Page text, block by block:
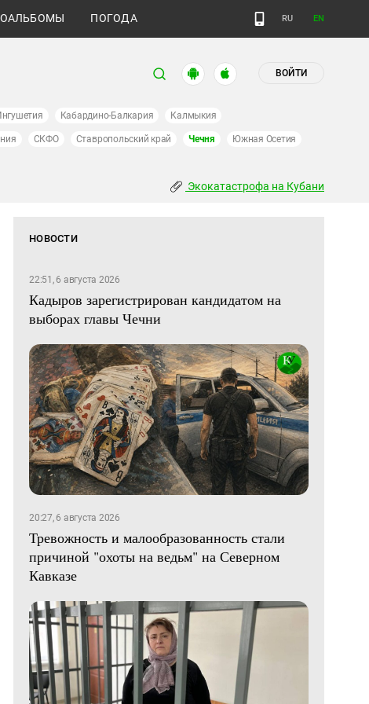
ПОГОДА RU EN
ВОЙТИ
Кабардино-Балкария Калмыкия
СКФО Ставропольский край Чечня Южная Осетия
Экокатастрофа на Кубани
НОВОСТИ
22:51, 6 августа 2026
Кадыров зарегистрирован кандидатом на
выборах главы Чечни
20:27, 6 августа 2026
Тревожность и малообразованность стали
причиной "охоты на ведьм" на Северном
Кавказе